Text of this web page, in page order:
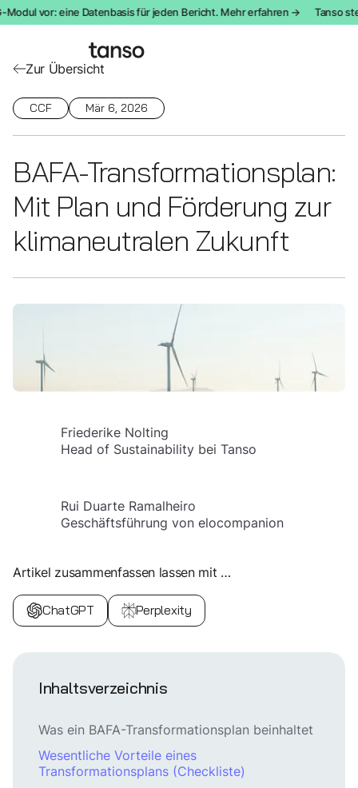
vor: eine Datenbasis für jeden Bericht. Mehr erfahren → Tanso
Zur Übersicht
CCF Mär 6, 2026
BAFA-Transformationsplan:
Mit Plan und Förderung zur
klimaneutralen Zukunft
Friederike Nolting
Head of Sustainability bei Tanso
Rui Duarte Ramalheiro
Geschäftsführung von elocompanion
Artikel zusammenfassen lassen mit …
ChatGPT Perplexity
Inhaltsverzeichnis
Was ein BAFA-Transformationsplan beinhaltet
Wesentliche Vorteile eines
Transformationsplans (Checkliste)